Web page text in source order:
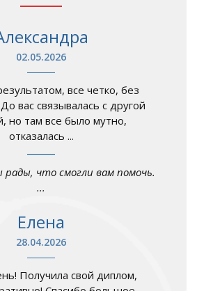
02.05.2026
все четко, без
вас связывалась с другой
но там все было мутно,
отказалась ...
рады, что смогли вам помочь.
...
Елена
28.04.2026
Получила свой диплом,